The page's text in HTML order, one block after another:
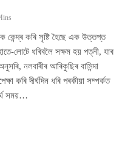
কেন্দ্ৰ কৰি সৃষ্টি হৈছে এক উত্তপ্ত
লোটে ধৰিবলৈ সক্ষম হয় পত্নী, যাৰ
নলবাৰীৰ আৰিকুছিৰ বাসিন্দা
কৰি দীৰ্ঘদিন ধৰি পৰকীয়া সম্পৰ্কত
সময়…